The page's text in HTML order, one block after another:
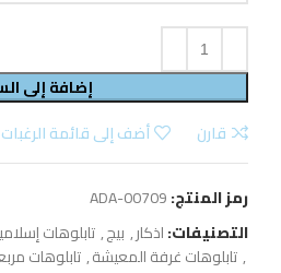
إضافة إلى
قارن
أضف إلى قائمة الرغبات
رمز المنتج:ADA-00709
التصنيفات:اذكار, بيج,تابلوهات
,تابلوهات غرفة المعيشة,تابلوهات